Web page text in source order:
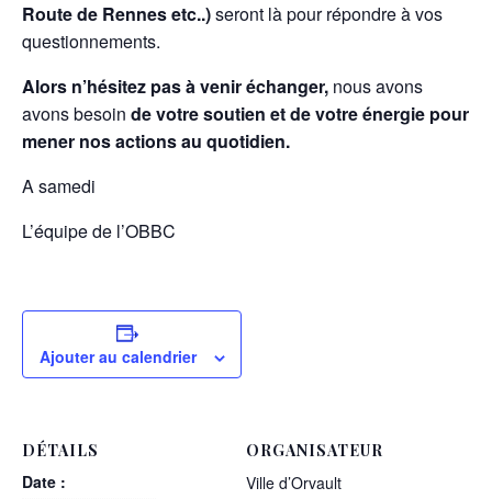
Route de Rennes etc..)seront là pour répondre à vos
questionnements.
Alors n’hésitez pas à venir échanger, nous avons
avons besoin de votre soutien et de votre énergie pour
mener nos actions au quotidien.
A samedi
L’équipe de l’OBBC
Ajouter au calendrier
DÉTAILS
Date :
ORGANISATEUR
Ville d’Orvault